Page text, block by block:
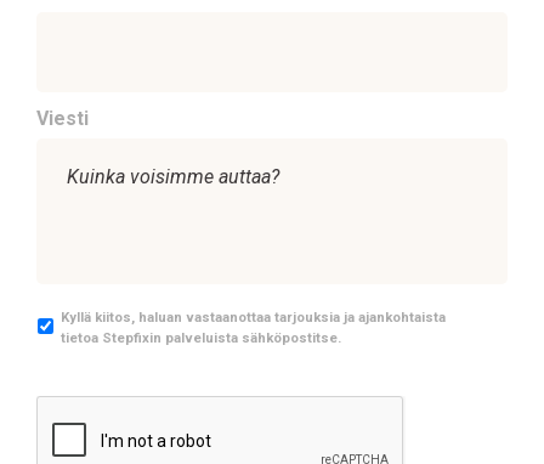
Viesti
M
k
Kyllä kiitos, haluan vastaanottaa tarjouksia ja ajankohtaista
tietoa Stepfixin palveluista sähköpostitse.